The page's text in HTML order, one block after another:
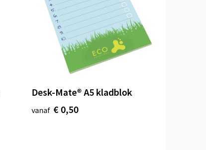
Desk-Mate® A5 kladblok
vanaf € 0,50